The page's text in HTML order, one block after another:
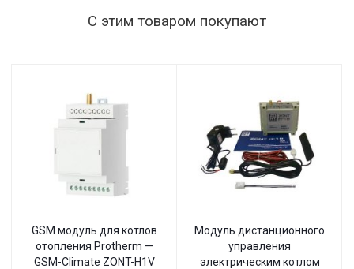
С этим товаром покупают
GSM модуль для котлов
отопления Protherm —
GSM-Climate ZONT-H1V
Модуль дистанционного
управления
электрическим котлом